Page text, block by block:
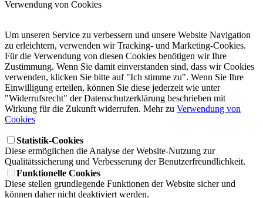
Verwendung von Cookies
Um unseren Service zu verbessern und unsere Website Navigation
zu erleichtern, verwenden wir Tracking- und Marketing-Cookies.
Für die Verwendung von diesen Cookies benötigen wir Ihre
Zustimmung. Wenn Sie damit einverstanden sind, dass wir Cookies
verwenden, klicken Sie bitte auf "Ich stimme zu". Wenn Sie Ihre
Einwilligung erteilen, können Sie diese jederzeit wie unter
"Widerrufsrecht" der Datenschutzerklärung beschrieben mit
Wirkung für die Zukunft widerrufen. Mehr zu Verwendung von
Cookies
Statistik-Cookies
Diese ermöglichen die Analyse der Website-Nutzung zur
Qualitätssicherung und Verbesserung der Benutzerfreundlichkeit.
Funktionelle Cookies
Diese stellen grundlegende Funktionen der Website sicher und
können daher nicht deaktiviert werden.